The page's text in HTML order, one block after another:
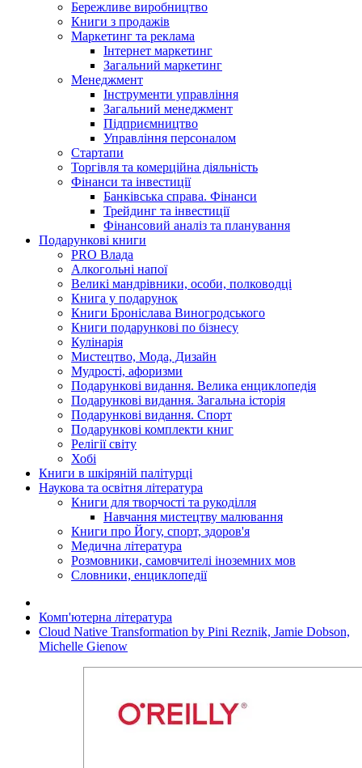
Бережливе виробництво
Книги з продажів
Маркетинг та реклама
Інтернет маркетинг
Загальний маркетинг
Менеджмент
Інструменти управління
Загальний менеджмент
Підприємництво
Управління персоналом
Стартапи
Торгівля та комерційна діяльність
Фінанси та інвестиції
Банківська справа. Фінанси
Трейдинг та інвестиції
Фінансовий аналіз та планування
Подарункові книги
PRO Влада
Алкогольні напої
Великі мандрівники, особи, полководці
Книга у подарунок
Книги Броніслава Виногродського
Книги подарункові по бізнесу
Кулінарія
Мистецтво, Мода, Дизайн
Мудрості, афоризми
Подарункові видання. Велика енциклопедія
Подарункові видання. Загальна історія
Подарункові видання. Спорт
Подарункові комплекти книг
Релігії світу
Хобі
Книги в шкіряній палітурці
Наукова та освітня література
Книги для творчості та рукоділля
Навчання мистецтву малювання
Книги про Йогу, спорт, здоров'я
Медична література
Розмовники, самовчителі іноземних мов
Словники, енциклопедії
Комп'ютерна література
Cloud Native Transformation by Pini Reznik, Jamie Dobson,
Michelle Gienow